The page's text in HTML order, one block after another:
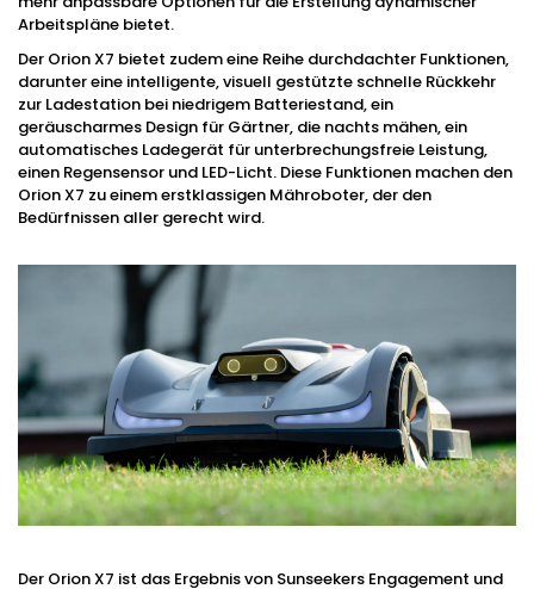
Arbeitspläne bietet.
Der Orion X7 bietet zudem eine Reihe durchdachter Funktionen,
darunter eine intelligente, visuell gestützte schnelle Rückkehr
zur Ladestation bei niedrigem Batteriestand, ein
geräuscharmes Design für Gärtner, die nachts mähen, ein
automatisches Ladegerät für unterbrechungsfreie Leistung,
einen Regensensor und LED-Licht. Diese Funktionen machen den
Orion X7 zu einem erstklassigen Mähroboter, der den
Bedürfnissen aller gerecht wird.
Der Orion X7 ist das Ergebnis von Sunseekers Engagement und